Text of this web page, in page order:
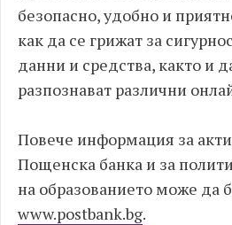
безопасно, удобно и
как да се грижат за
данни и средства, както и
разпознават различни
Повече информация за
Пощенска банка и за
на образованието може да
www.postbank.bg.